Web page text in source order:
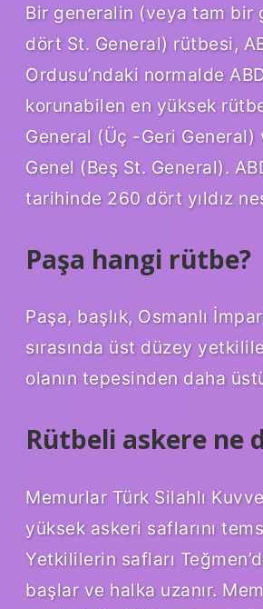
Bir generalin (veya tam bir
dört St. General) rütbesi,
Ordusu’ndaki normalde
korunabilen en yüksek
General (Üç -Geri General)
Genel (Beş St. General).
tarihinde 260 dört yıldız
Paşa hangi rütbe?
Paşa, başlık, Osmanlı
sırasında üst düzey
olanın tepesinden daha
Rütbeli askere ne
Memurlar Türk Silahlı
yüksek askeri saflarını
Yetkililerin safları
başlar ve halka uzanır.